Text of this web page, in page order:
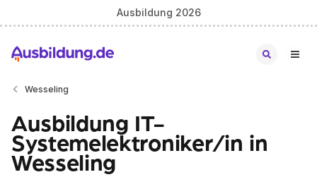
Ausbildung 2026
Wesseling
Ausbildung IT-
Systemelektroniker/in in
Wesseling